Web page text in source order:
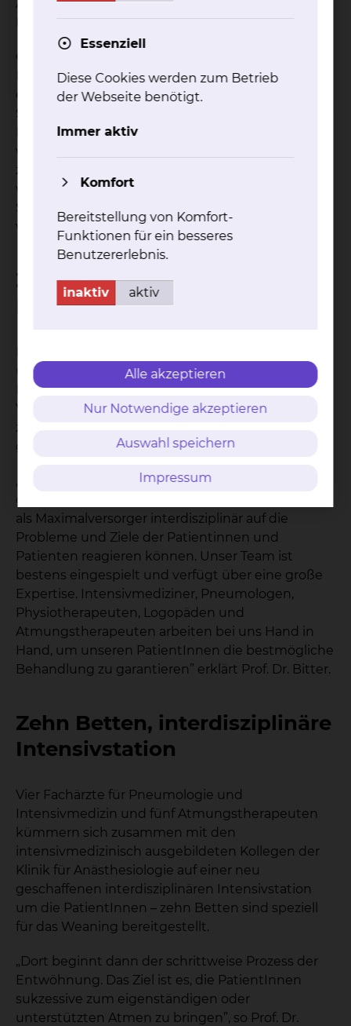
Atemmaske, eine sogenannte nichtinvasive
Beatmung, sein.
Gerade vor dem Hintergrund steigender
Patientenzahlen im gehobenen Alter gewinnt
eine gut ausgestatte und verzahnte Weaning-
Station immer mehr an Bedeutung. „Die Zahl an
Menschen, die nach einer akuten Erkrankung
weiter beatmet werden müssen, nimmt merklich
zu”, erklärt Prof. Dr. Bitter. „Daher ist es umso
wichtiger, dass Kliniken über eine gute Weaning-
Station und ein gut ausgebildetes Team
verfügen.”
Zentraler Anlaufpunkt in der
Region
überregionale Anlaufpunkt für Patientinnen und
Patienten sowie Kliniken zugleich, die die
Versorgung nicht selbst stemmen können. Denn
zwischen Hannover, Göttingen und Magdeburg
gibt es kein zertifiziertes Weaning-Zentrum.
„Wir arbeiten bereits an dieser Zertifizierung. Der
große Vorteil unseres Hauses liegt darin, dass wir
als Maximalversorger interdisziplinär auf die
Probleme und Ziele der Patientinnen und
Patienten reagieren können. Unser Team ist
bestens eingespielt und verfügt über eine große
Expertise. Intensivmediziner, Pneumologen,
Physiotherapeuten, Logopäden und
Atmungstherapeuten arbeiten bei uns Hand in
Hand, um unseren PatientInnen die bestmögliche
Behandlung zu garantieren” erklärt Prof. Dr. Bitter.
Zehn Betten, interdisziplinäre
Intensivstation
Vier Fachärzte für Pneumologie und
Intensivmedizin und fünf Atmungstherapeuten
kümmern sich zusammen mit den
intensivmedizinisch ausgebildeten Kollegen der
Klinik für Anästhesiologie auf einer neu
geschaffenen interdisziplinären Intensivstation
um die PatientInnen – zehn Betten sind speziell
für das Weaning bereitgestellt.
„Dort beginnt dann der schrittweise Prozess der
Entwöhnung. Das Ziel ist es, die PatientInnen
sukzessive zum eigenständigen oder
unterstützten Atmen zu bringen”, so Prof. Dr.
Essenziell
Diese Cookies werden zum Betrieb
der Webseite benötigt.
Immer aktiv
Komfort
Bereitstellung von Komfort-
Funktionen für ein besseres
Benutzererlebnis.
inaktiv aktiv
Alle akzeptieren
Nur Notwendige akzeptieren
Auswahl speichern
Impressum